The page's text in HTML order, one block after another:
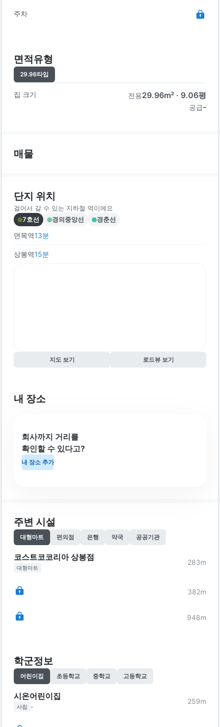
주차
면적유형
29.96타입
집 크기 전용29.96m² · 9.06평
공급-
매물
단지 위치
걸어서 갈 수 있는 지하철 역이에요
7호선
경의중앙선 경춘선
면목역13분
상봉역15분
지도 보기 로드뷰 보기
내 장소
회사까지 거리를
확인할 수 있다고?
내 장소 추가
주변 시설
대형마트 편의점 은행 약국 공공기관
코스트코코리아 상봉점
대형마트
283m
382m
948m
학군정보
어린이집 초등학교 중학교 고등학교
시온어린이집
사립 -
259m